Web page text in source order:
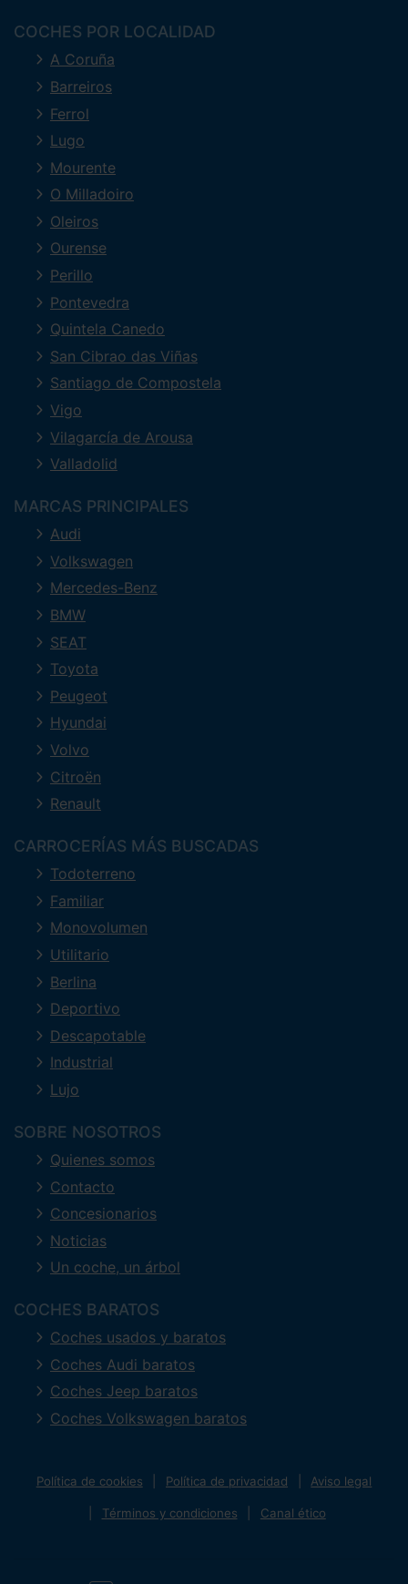
COCHES POR LOCALIDAD
A Coruña
Barreiros
Ferrol
Lugo
Mourente
O Milladoiro
Oleiros
Ourense
Perillo
Pontevedra
Quintela Canedo
San Cibrao das Viñas
Santiago de Compostela
Vigo
Vilagarcía de Arousa
Valladolid
MARCAS PRINCIPALES
Audi
Volkswagen
Mercedes-Benz
BMW
SEAT
Toyota
Peugeot
Hyundai
Volvo
Citroën
Renault
CARROCERÍAS MÁS BUSCADAS
Todoterreno
Familiar
Monovolumen
Utilitario
Berlina
Deportivo
Descapotable
Industrial
Lujo
SOBRE NOSOTROS
Quienes somos
Contacto
Concesionarios
Noticias
Un coche, un árbol
COCHES BARATOS
Coches usados y baratos
Coches Audi baratos
Coches Jeep baratos
Coches Volkswagen baratos
Política de cookies Política de privacidad Aviso legal
Términos y condiciones Canal ético